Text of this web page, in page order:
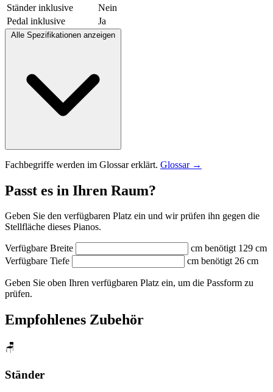
Ständer inklusive
Nein
Pedal inklusive
Ja
Alle Spezifikationen anzeigen
Fachbegriffe werden im Glossar erklärt. Glossar →
Passt es in Ihren Raum?
Geben Sie den verfügbaren Platz ein und wir prüfen ihn gegen die
Stellfläche dieses Pianos.
Verfügbare Breite cm benötigt 129 cm
Verfügbare Tiefe
cm benötigt 26 cm
Geben Sie oben Ihren verfügbaren Platz ein, um die Passform zu
prüfen.
Empfohlenes Zubehör
🪑
Ständer